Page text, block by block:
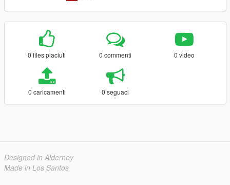
0 files piaciuti 0 commenti 0 video
0 caricamenti 0 seguaci
Designed in Alderney
Made in Los Santos